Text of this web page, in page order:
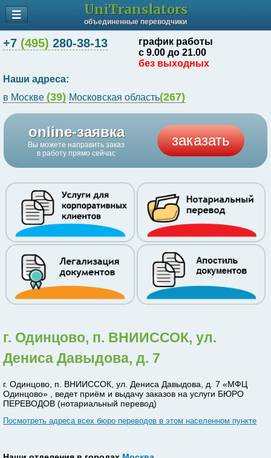
+7 (495) 280-38-13
график работы
с 9.00 до 21.00
без выходных
Наши адреса:
в Москве (39) Московская область(267)
online-заявка
Вы можете направить заказ
в работу прямо сейчас
заказать
г. Одинцово, п. ВНИИССОК, ул.
Дениса Давыдова, д. 7
г. Одинцово, п. ВНИИССОК, ул. Дениса Давыдова, д. 7 «МФЦ
Одинцово» , ведет приём и выдачу заказов на услуги БЮРО
ПЕРЕВОДОВ (нотариальный перевод)
Посмотреть адреса всех бюро переводов в этом населенном пункте
UniTranslators
объединенные переводчики